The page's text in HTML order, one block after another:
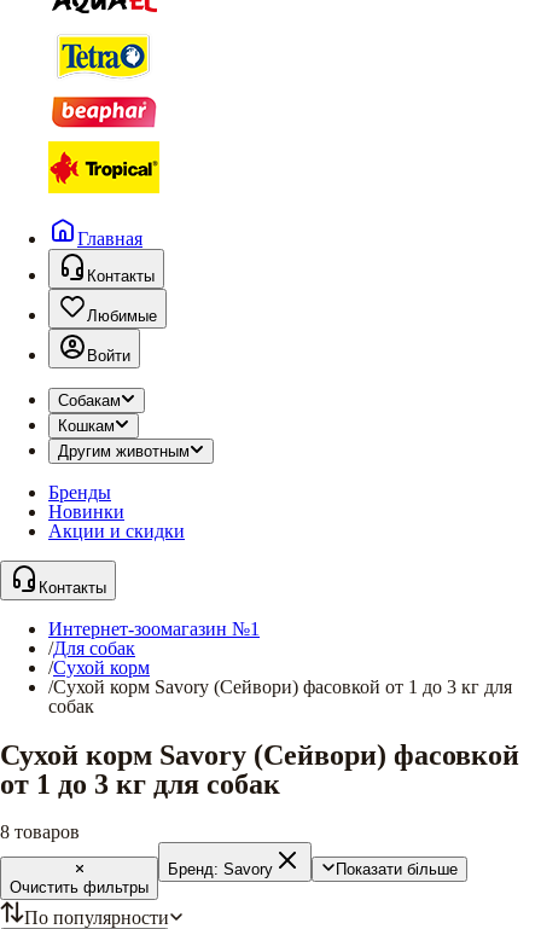
Главная
Контакты
Любимые
Войти
Собакам
Кошкам
Другим животным
Бренды
Новинки
Акции и скидки
Контакты
Интернет-зоомагазин №1
/Для собак
/Сухой корм
/Сухой корм Savory (Сейвори) фасовкой от 1 до 3 кг для
собак
Сухой корм Savory (Сейвори) фасовкой
от 1 до 3 кг для собак
8 товаров
Очистить фильтры
Бренд: Savory Показати більше
По популярности